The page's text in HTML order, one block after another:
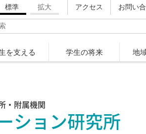
標準 拡大 アクセス お問い
を支える 学生の将来 地
・附属機関
ション研究所